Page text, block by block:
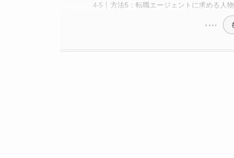
方法5：転職エージェントに求める人